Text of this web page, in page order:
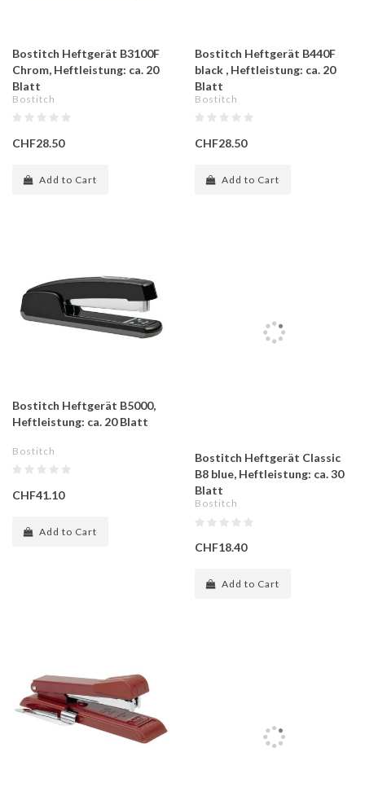
Bostitch Heftgerät B3100F
Chrom, Heftleistung: ca. 20
Blatt
Bostitch
CHF28.50
Add to Cart
Bostitch Heftgerät B440F
black , Heftleistung: ca. 20
Blatt
Bostitch
CHF28.50
Add to Cart
Bostitch Heftgerät B5000,
Heftleistung: ca. 20 Blatt
Bostitch
CHF41.10
Add to Cart
Bostitch Heftgerät Classic
B8 blue, Heftleistung: ca. 30
Blatt
Bostitch
CHF18.40
Add to Cart